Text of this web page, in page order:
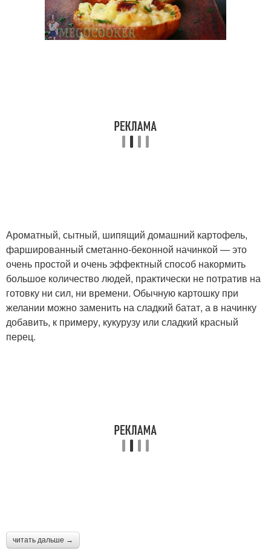
Ароматный, сытный, шипящий домашний картофель,
фаршированный сметанно-беконной начинкой — это
очень простой и очень эффектный способ накормить
большое количество людей, практически не потратив на
готовку ни сил, ни времени. Обычную картошку при
желании можно заменить на сладкий батат, а в начинку
добавить, к примеру, кукурузу или сладкий красный
перец.
читать дальше →